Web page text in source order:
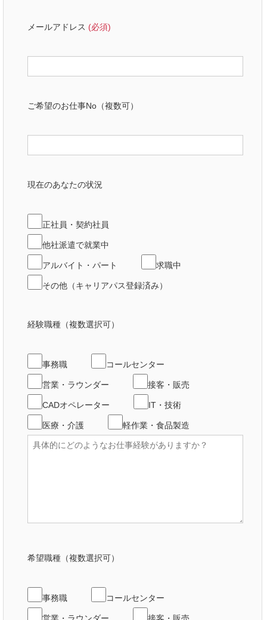
メールアドレス (必須)
ご希望のお仕事No（複数可）
現在のあなたの状況
正社員・契約社員
他社派遣で就業中
アルバイト・パート 求職中
その他（キャリアパス登録済み）
経験職種（複数選択可）
事務職 コールセンター
営業・ラウンダー 接客・販売
CADオペレーター IT・技術
医療・介護 軽作業・食品製造
希望職種（複数選択可）
事務職 コールセンター